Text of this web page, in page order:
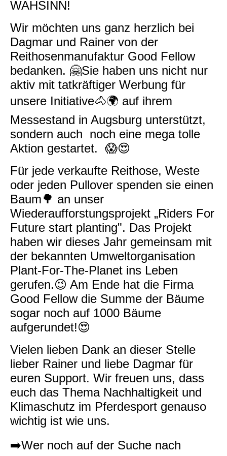
WAHSINN!
Wir möchten uns ganz herzlich bei
Dagmar und Rainer von der
Reithosenmanufaktur Good Fellow
bedanken. 🤗Sie haben uns nicht nur
aktiv mit tatkräftiger Werbung für
unsere Initiative🐴🌍 auf ihrem
Messestand in Augsburg unterstützt,
sondern auch noch eine mega tolle
Aktion gestartet. 😱😍
Für jede verkaufte Reithose, Weste
oder jeden Pullover spenden sie einen
Baum🌳 an unser
Wiederaufforstungsprojekt „Riders For
Future start planting". Das Projekt
haben wir dieses Jahr gemeinsam mit
der bekannten Umweltorganisation
Plant-For-The-Planet ins Leben
gerufen.😉 Am Ende hat die Firma
Good Fellow die Summe der Bäume
sogar noch auf 1000 Bäume
aufgerundet!😍
Vielen lieben Dank an dieser Stelle
lieber Rainer und liebe Dagmar für
euren Support. Wir freuen uns, dass
euch das Thema Nachhaltigkeit und
Klimaschutz im Pferdesport genauso
wichtig ist wie uns.
➡️Wer noch auf der Suche nach